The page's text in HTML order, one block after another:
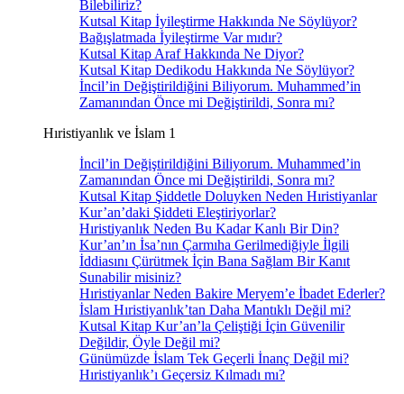
Bilebiliriz?
Kutsal Kitap İyileştirme Hakkında Ne Söylüyor?
Bağışlatmada İyileştirme Var mıdır?
Kutsal Kitap Araf Hakkında Ne Diyor?
Kutsal Kitap Dedikodu Hakkında Ne Söylüyor?
İncil’in Değiştirildiğini Biliyorum. Muhammed’in
Zamanından Önce mi Değiştirildi, Sonra mı?
Hıristiyanlık ve İslam 1
İncil’in Değiştirildiğini Biliyorum. Muhammed’in
Zamanından Önce mi Değiştirildi, Sonra mı?
Kutsal Kitap Şiddetle Doluyken Neden Hıristiyanlar
Kur’an’daki Şiddeti Eleştiriyorlar?
Hıristiyanlık Neden Bu Kadar Kanlı Bir Din?
Kur’an’ın İsa’nın Çarmıha Gerilmediğiyle İlgili
İddiasını Çürütmek İçin Bana Sağlam Bir Kanıt
Sunabilir misiniz?
Hıristiyanlar Neden Bakire Meryem’e İbadet Ederler?
İslam Hıristiyanlık’tan Daha Mantıklı Değil mi?
Kutsal Kitap Kur’an’la Çeliştiği İçin Güvenilir
Değildir, Öyle Değil mi?
Günümüzde İslam Tek Geçerli İnanç Değil mi?
Hıristiyanlık’ı Geçersiz Kılmadı mı?